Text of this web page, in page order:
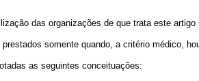
das organizações de que trata este artigo
somente quando, a critério médico,
as seguintes conceituações: